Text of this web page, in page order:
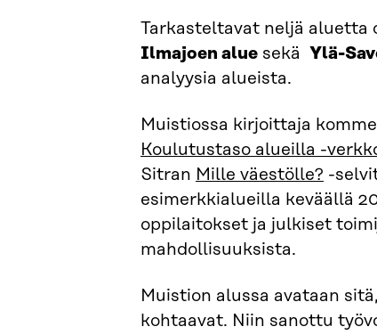
Tarkasteltavat neljä aluetta
Ilmajoen alue sekä Ylä-
analyysia alueista.
Muistiossa kirjoittaja
Koulutustaso alueilla -
Sitran Mille väestölle? -
esimerkkialueilla keväällä
oppilaitokset ja julkiset
mahdollisuuksista.
Muistion alussa avataan
kohtaavat. Niin sanottu